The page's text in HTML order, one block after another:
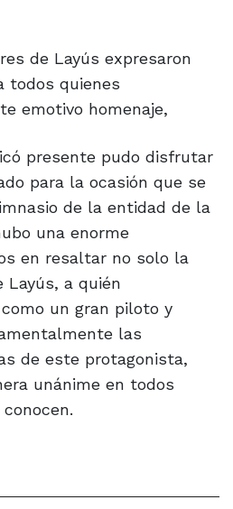
de Layús expresaron
todos quienes
emotivo homenaje,
presente pudo disfrutar
para la ocasión que se
de la entidad de la
una enorme
en resaltar no solo la
Layús, a quién
un gran piloto y
las
de este protagonista,
unánime en todos